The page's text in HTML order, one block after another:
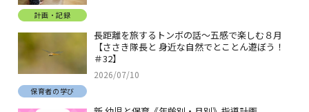
計画・記録
長距離を旅するトンボの話～五感で楽しむ８月
【ささき隊長と 身近な自然でとことん遊ぼう！
＃32】
2026/07/10
保育者の学び